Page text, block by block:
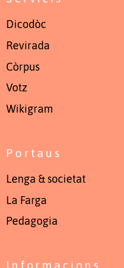
Dicodòc
Revirada
Còrpus
Votz
Wikigram
Portaus
Lenga & societat
La Farga
Pedagogia
Informacions